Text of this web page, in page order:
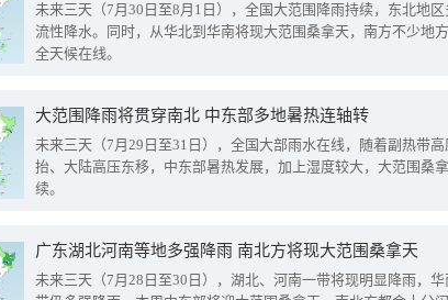
未来三天（7月30日至8月1日），全国大范围降雨持续，东北地区
流性降水。同时，从华北到华南将现大范围桑拿天，南方不少地
全天候在线。
大范围降雨将贯穿南北 中东部多地暑热连轴转
未来三天（7月29日至31日），全国大部雨水在线，随着副热带高
抬、大陆高压东移，中东部暑热发展，加上湿度较大，大范围桑
续。
广东湖北河南等地多强降雨 南北方将现大范围桑拿天
未来三天（7月28日至30日），湖北、河南一带将现明显降雨，华